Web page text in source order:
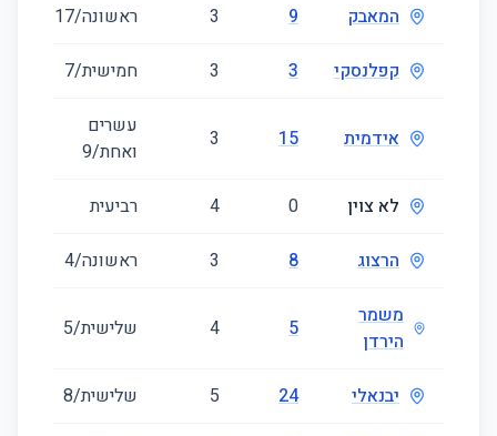
המאבק 9
3 ראשונה/17
קפלנסקי 3
3 חמישית/7
אידמית 15
3
עשרים
ואחת/9
לא צוין 0
4 רביעית
הרצוג 8
3 ראשונה/4
משמר
הירדן
5
4 שלישית/5
יבנאלי 24
5 שלישית/8